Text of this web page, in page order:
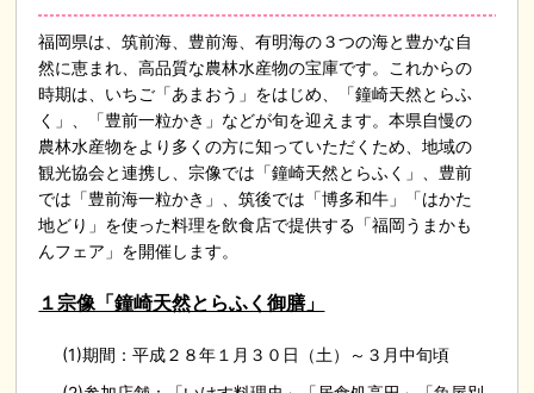
福岡県は、筑前海、豊前海、有明海の３つの海と豊かな自
然に恵まれ、高品質な農林水産物の宝庫です。これからの
時期は、いちご「あまおう」をはじめ、「鐘崎天然とらふ
く」、「豊前一粒かき」などが旬を迎えます。本県自慢の
農林水産物をより多くの方に知っていただくため、地域の
観光協会と連携し、宗像では「鐘崎天然とらふく」、豊前
では「豊前海一粒かき」、筑後では「博多和牛」「はかた
地どり」を使った料理を飲食店で提供する「福岡うまかも
んフェア」を開催します。
１宗像「鐘崎天然とらふく御膳」
(1)期間：平成２８年１月３０日（土）～３月中旬頃